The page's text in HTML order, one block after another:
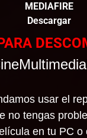
MEDIAFIRE
Descargar
usar el
no tengas
en tu PC o